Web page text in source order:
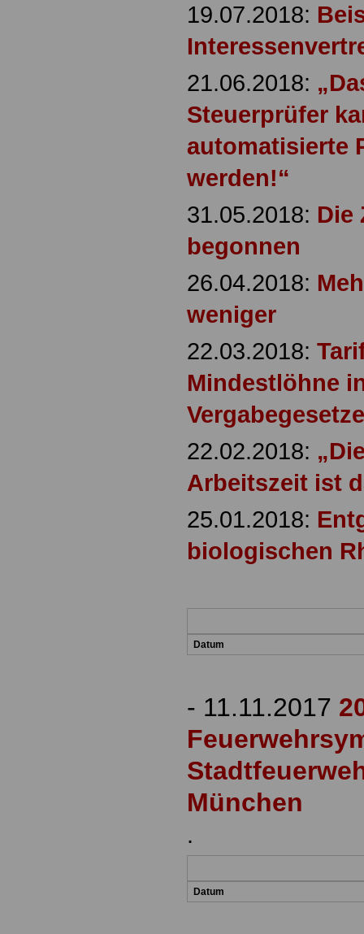
19.07.2018:
21.06.2018:
Steuerprüfer
automatisierte
werden!“
31.05.2018: Die
begonnen
26.04.2018:
weniger
22.03.2018:
Mindestlöhne
22.02.2018:
Arbeitszeit ist
25.01.2018:
biologischen
Datum
- 11.11.2017
München
.
Datum